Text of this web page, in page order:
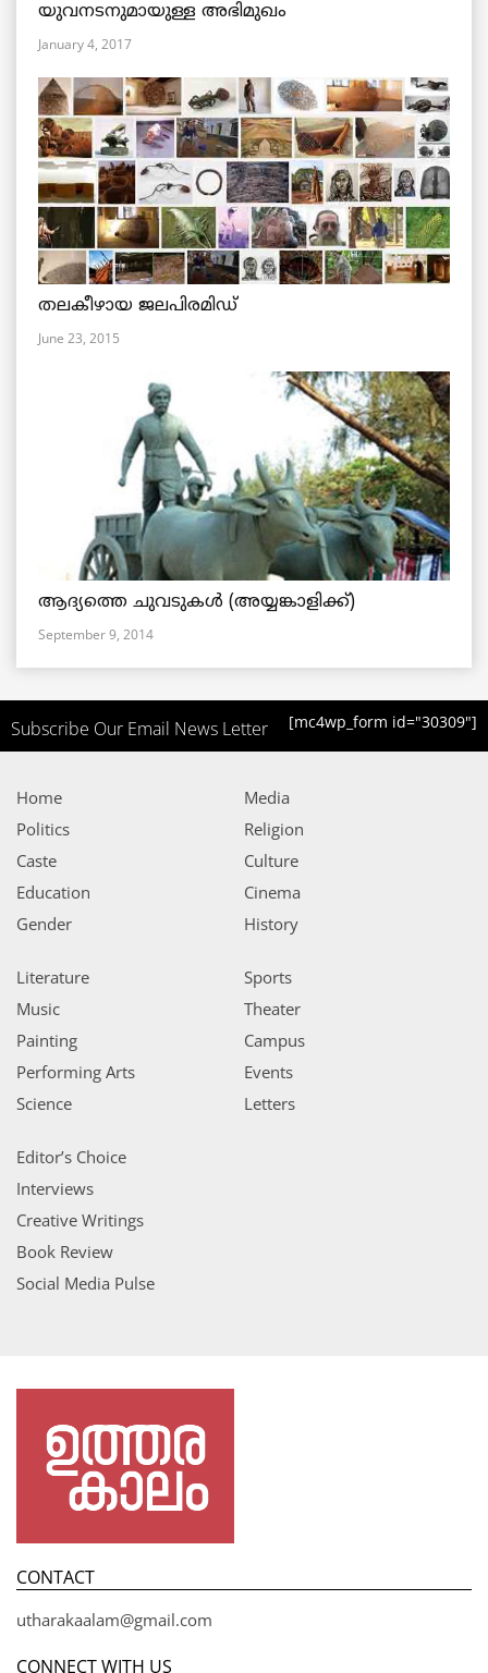
യുവനടനുമായുള്ള അഭിമുഖം
January 4, 2017
തലകീഴായ ജലപിരമിഡ്
June 23, 2015
ആദ്യത്തെ ചുവടുകള്‍ (അയ്യങ്കാളിക്ക്)
September 9, 2014
Subscribe Our Email News Letter [mc4wp_form id="30309"]
Home
Politics
Caste
Education
Gender
Media
Religion
Culture
Cinema
History
Literature
Music
Painting
Performing Arts
Science
Sports
Theater
Campus
Events
Letters
Editor’s Choice
Interviews
Creative Writings
Book Review
Social Media Pulse
CONTACT
utharakaalam@gmail.com
CONNECT WITH US